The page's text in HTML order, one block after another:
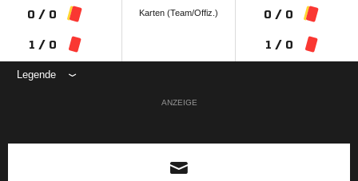
0 / 0
1 / 0
Karten (Team/Offiz.) 0 / 0
1 / 0
Legende
ANZEIGE